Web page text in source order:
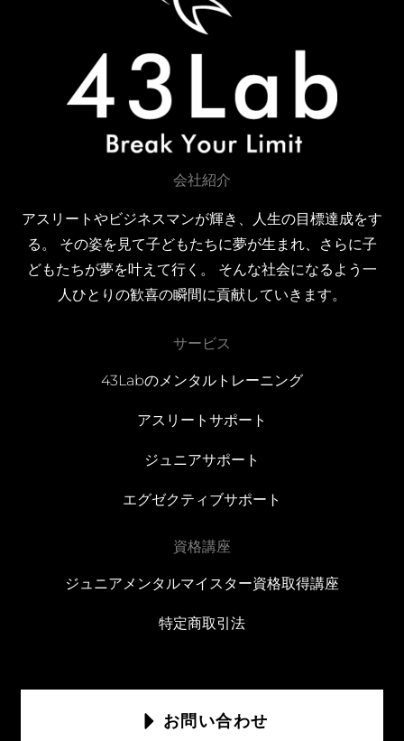
会社紹介
アスリートやビジネスマンが輝き、人生の目標達成をす
る。 その姿を見て子どもたちに夢が生まれ、さらに子
どもたちが夢を叶えて行く。 そんな社会になるよう一
人ひとりの歓喜の瞬間に貢献していきます。
サービス
43Labのメンタルトレーニング
アスリートサポート
ジュニアサポート
エグゼクティブサポート
資格講座
ジュニアメンタルマイスター資格取得講座
特定商取引法
お問い合わせ